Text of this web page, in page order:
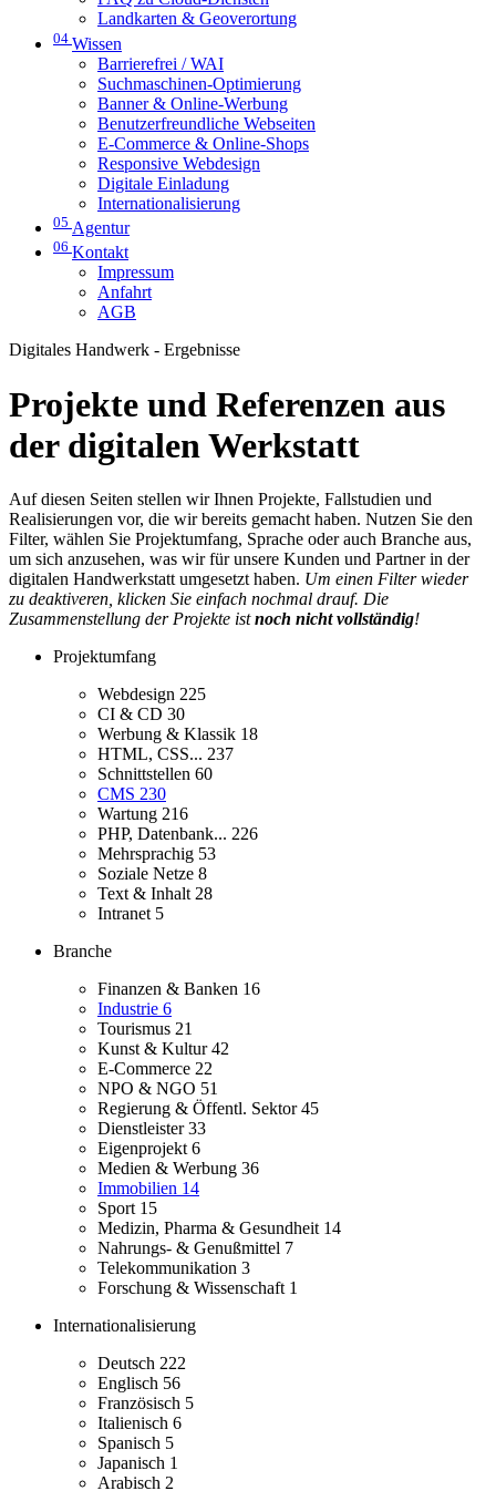
Landkarten & Geoverortung
04 Wissen
Barrierefrei / WAI
Suchmaschinen-Optimierung
Banner & Online-Werbung
Benutzerfreundliche Webseiten
E-Commerce & Online-Shops
Responsive Webdesign
Digitale Einladung
Internationalisierung
05 Agentur
06 Kontakt
Impressum
Anfahrt
AGB
Digitales Handwerk - Ergebnisse
Projekte und Referenzen aus
der digitalen Werkstatt
Auf diesen Seiten stellen wir Ihnen Projekte, Fallstudien und
Realisierungen vor, die wir bereits gemacht haben. Nutzen Sie den
Filter, wählen Sie Projektumfang, Sprache oder auch Branche aus,
um sich anzusehen, was wir für unsere Kunden und Partner in der
digitalen Handwerkstatt umgesetzt haben. Um einen Filter wieder
zu deaktiveren, klicken Sie einfach nochmal drauf. Die
Zusammenstellung der Projekte istnoch nicht vollständig!
Projektumfang
Webdesign 225
CI & CD 30
Werbung & Klassik 18
HTML, CSS... 237
Schnittstellen 60
CMS 230
Wartung 216
PHP, Datenbank... 226
Mehrsprachig 53
Soziale Netze 8
Text & Inhalt 28
Intranet 5
Branche
Finanzen & Banken 16
Industrie 6
Tourismus 21
Kunst & Kultur42
E-Commerce 22
NPO & NGO 51
Regierung & Öffentl. Sektor45
Dienstleister33
Eigenprojekt 6
Medien & Werbung 36
Immobilien 14
Sport 15
Medizin, Pharma & Gesundheit 14
Nahrungs- & Genußmittel 7
Telekommunikation 3
Forschung & Wissenschaft 1
Internationalisierung
Deutsch 222
Englisch 56
Französisch 5
Italienisch 6
Spanisch 5
Japanisch 1
Arabisch 2